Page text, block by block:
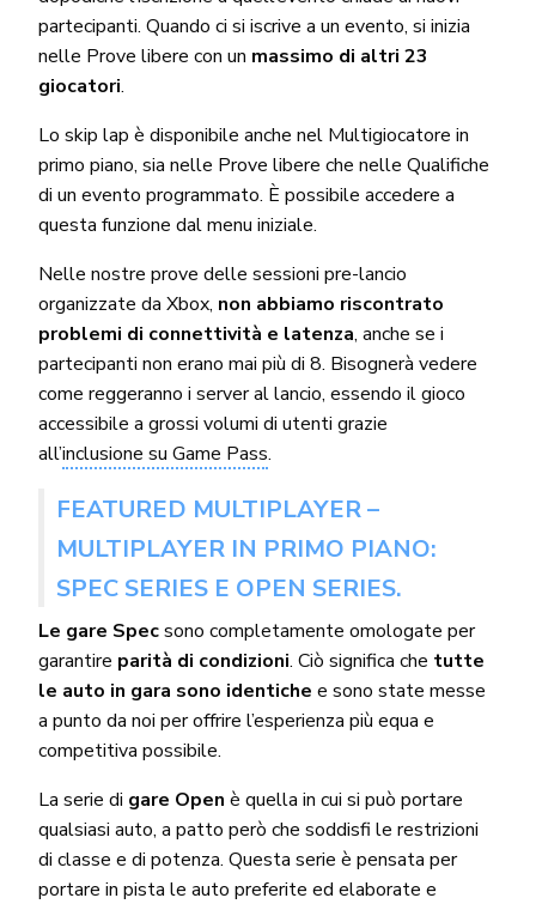
partecipanti. Quando ci si iscrive a un evento, si inizia
nelle Prove libere con un massimo di altri 23
giocatori.
Lo skip lap è disponibile anche nel Multigiocatore in
primo piano, sia nelle Prove libere che nelle Qualifiche
di un evento programmato. È possibile accedere a
questa funzione dal menu iniziale.
Nelle nostre prove delle sessioni pre-lancio
organizzate da Xbox, non abbiamo riscontrato
problemi di connettività e latenza, anche se i
partecipanti non erano mai più di 8. Bisognerà vedere
come reggeranno i server al lancio, essendo il gioco
accessibile a grossi volumi di utenti grazie
all’inclusione su Game Pass.
FEATURED MULTIPLAYER –
MULTIPLAYER IN PRIMO PIANO:
SPEC SERIES E OPEN SERIES.
Le gare Specsono completamente omologate per
garantire parità di condizioni. Ciò significa che tutte
le auto in gara sono identiche e sono state messe
a punto da noi per offrire l’esperienza più equa e
competitiva possibile.
La serie di gare Open è quella in cui si può portare
qualsiasi auto, a patto però che soddisfi le restrizioni
di classe e di potenza. Questa serie è pensata per
portare in pista le auto preferite ed elaborate e